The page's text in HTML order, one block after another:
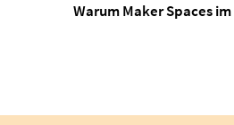
Warum Maker Spaces